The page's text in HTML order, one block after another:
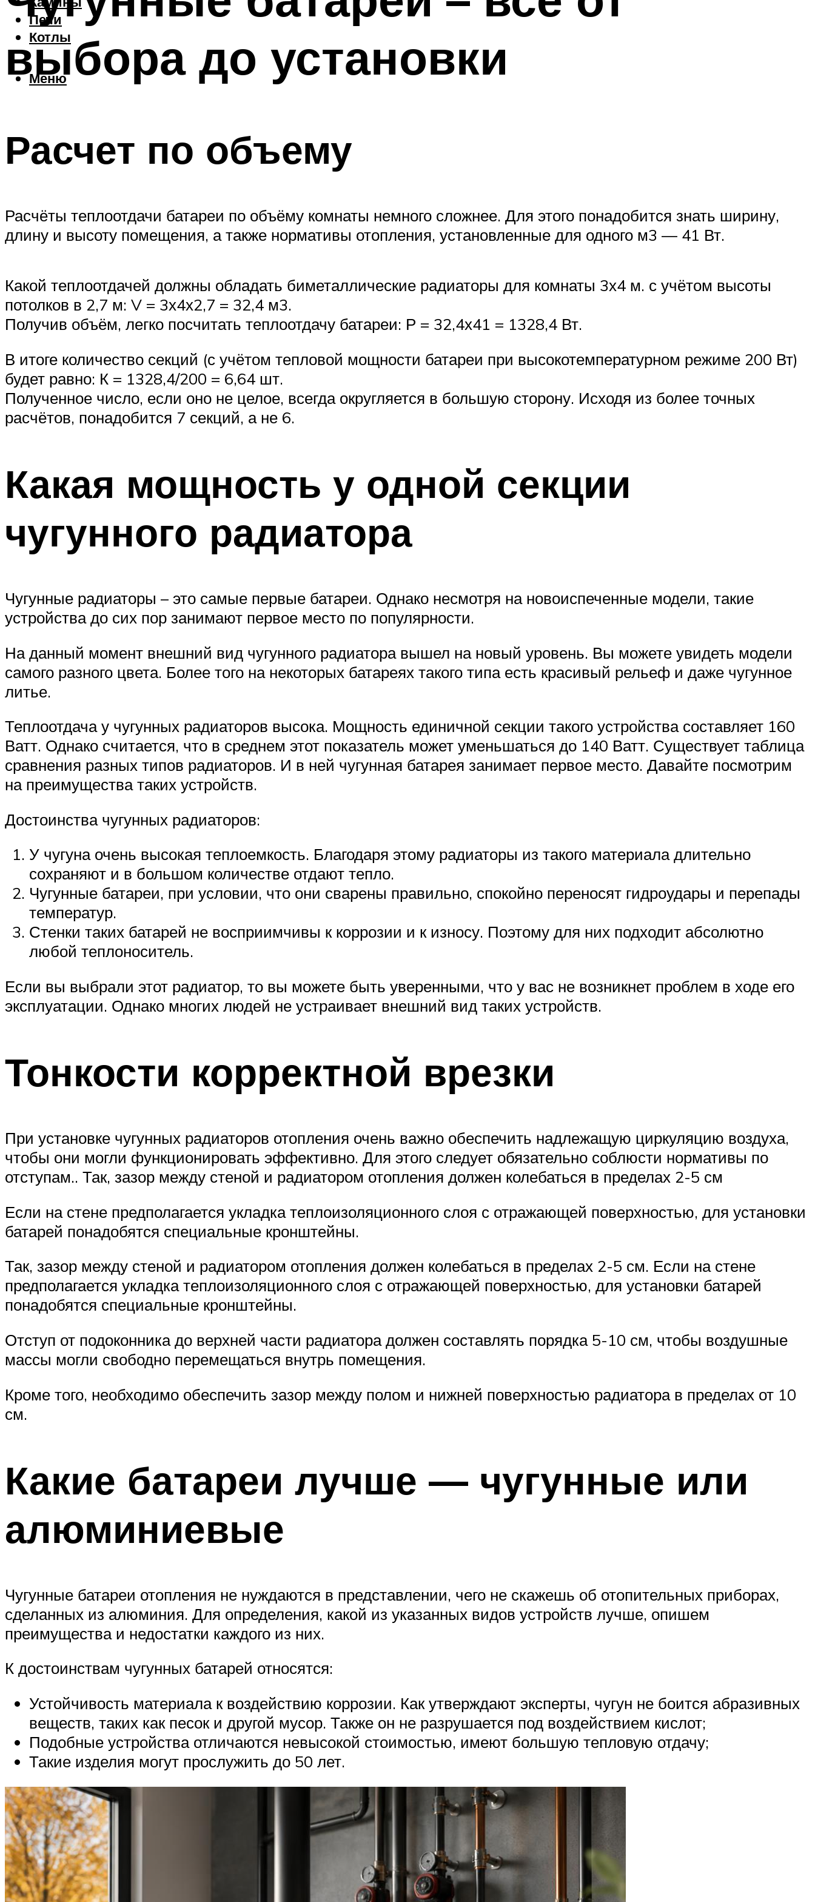
Печи
Котлы
Меню
выбора до установки
Расчет по объему
Расчёты теплоотдачи батареи по объёму комнаты немного сложнее. Для этого понадобится знать ширину,
длину и высоту помещения, а также нормативы отопления, установленные для одного м3 — 41 Вт.
Какой теплоотдачей должны обладать биметаллические радиаторы для комнаты 3х4 м. с учётом высоты
потолков в 2,7 м: V = 3х4х2,7 = 32,4 м3.
Получив объём, легко посчитать теплоотдачу батареи: Р = 32,4х41 = 1328,4 Вт.
В итоге количество секций (с учётом тепловой мощности батареи при высокотемпературном режиме 200 Вт)
будет равно: К = 1328,4/200 = 6,64 шт.
Полученное число, если оно не целое, всегда округляется в большую сторону. Исходя из более точных
расчётов, понадобится 7 секций, а не 6.
Какая мощность у одной секции
чугунного радиатора
Чугунные радиаторы – это самые первые батареи. Однако несмотря на новоиспеченные модели, такие
устройства до сих пор занимают первое место по популярности.
На данный момент внешний вид чугунного радиатора вышел на новый уровень. Вы можете увидеть модели
самого разного цвета. Более того на некоторых батареях такого типа есть красивый рельеф и даже чугунное
литье.
Теплоотдача у чугунных радиаторов высока. Мощность единичной секции такого устройства составляет 160
Ватт. Однако считается, что в среднем этот показатель может уменьшаться до 140 Ватт. Существует таблица
сравнения разных типов радиаторов. И в ней чугунная батарея занимает первое место. Давайте посмотрим
на преимущества таких устройств.
Достоинства чугунных радиаторов:
У чугуна очень высокая теплоемкость. Благодаря этому радиаторы из такого материала длительно
сохраняют и в большом количестве отдают тепло.
Чугунные батареи, при условии, что они сварены правильно, спокойно переносят гидроудары и перепады
температур.
Стенки таких батарей не восприимчивы к коррозии и к износу. Поэтому для них подходит абсолютно
любой теплоноситель.
Если вы выбрали этот радиатор, то вы можете быть уверенными, что у вас не возникнет проблем в ходе его
эксплуатации. Однако многих людей не устраивает внешний вид таких устройств.
Тонкости корректной врезки
При установке чугунных радиаторов отопления очень важно обеспечить надлежащую циркуляцию воздуха,
чтобы они могли функционировать эффективно. Для этого следует обязательно соблюсти нормативы по
отступам.. Так, зазор между стеной и радиатором отопления должен колебаться в пределах 2-5 см
Если на стене предполагается укладка теплоизоляционного слоя с отражающей поверхностью, для установки
батарей понадобятся специальные кронштейны.
Так, зазор между стеной и радиатором отопления должен колебаться в пределах 2-5 см. Если на стене
предполагается укладка теплоизоляционного слоя с отражающей поверхностью, для установки батарей
понадобятся специальные кронштейны.
Отступ от подоконника до верхней части радиатора должен составлять порядка 5-10 см, чтобы воздушные
массы могли свободно перемещаться внутрь помещения.
Кроме того, необходимо обеспечить зазор между полом и нижней поверхностью радиатора в пределах от 10
см.
Какие батареи лучше — чугунные или
алюминиевые
Чугунные батареи отопления не нуждаются в представлении, чего не скажешь об отопительных приборах,
сделанных из алюминия. Для определения, какой из указанных видов устройств лучше, опишем
преимущества и недостатки каждого из них.
К достоинствам чугунных батарей относятся:
Устойчивость материала к воздействию коррозии. Как утверждают эксперты, чугун не боится абразивных
веществ, таких как песок и другой мусор. Также он не разрушается под воздействием кислот;
Подобные устройства отличаются невысокой стоимостью, имеют большую тепловую отдачу;
Такие изделия могут прослужить до 50 лет.